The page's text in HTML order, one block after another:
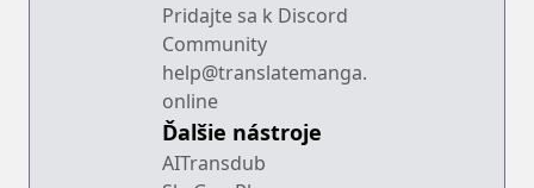
Pridajte sa k Discord
Community
help@translatemanga.
online
Ďalšie nástroje
AITransdub